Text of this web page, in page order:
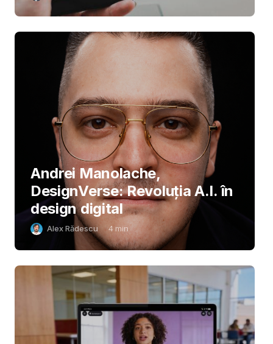
Andrei Manolache,
DesignVerse: Revoluția A.I. în
design digital
Alex Rădescu 4 min